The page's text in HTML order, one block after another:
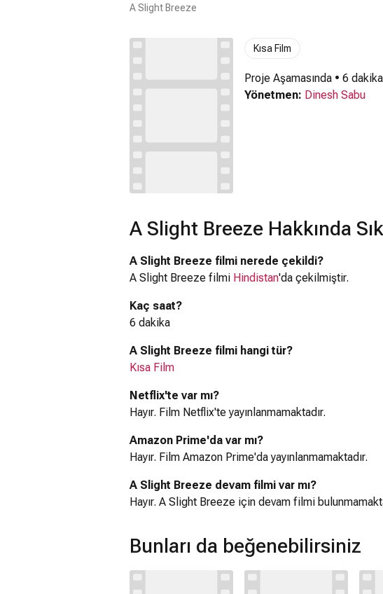
A Slight Breeze
Kısa Film
Proje Aşamasında • 6
Yönetmen: Dinesh Sabu
A Slight Breeze Hakkında
A Slight Breeze filmi nerede çekildi?
A Slight Breeze filmi Hindistan'da çekilmiştir.
Kaç saat?
6 dakika
A Slight Breeze filmi hangi tür?
Kısa Film
Netflix'te var mı?
Hayır. Film Netflix'te yayınlanmamaktadır.
Amazon Prime'da var mı?
Hayır. Film Amazon Prime'da yayınlanmamaktadır.
A Slight Breeze devam filmi var mı?
Hayır. A Slight Breeze için devam filmi
Bunları da beğenebilirsiniz